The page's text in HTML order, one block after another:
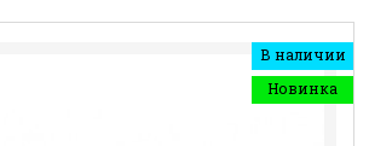
В наличии
Новинка